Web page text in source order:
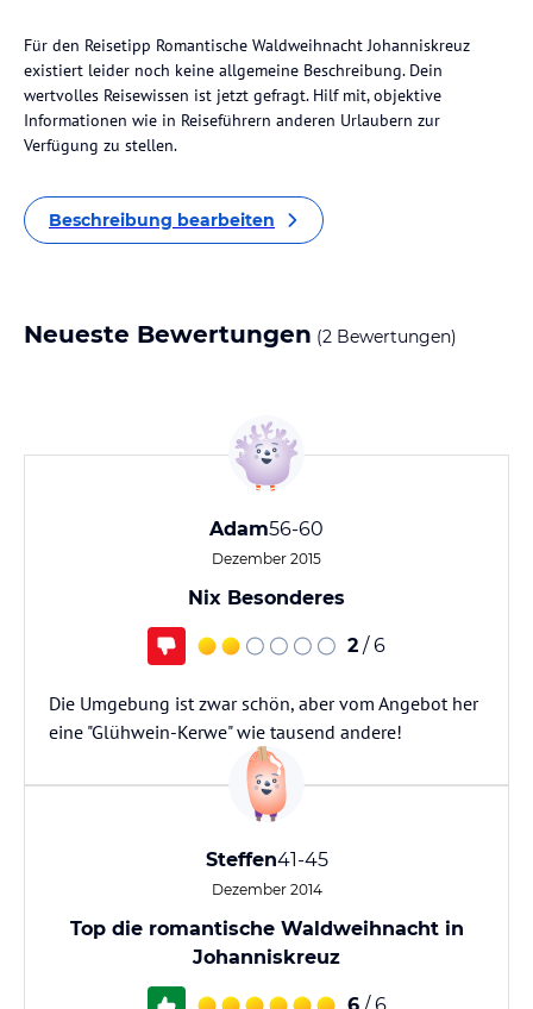
Für den Reisetipp Romantische Waldweihnacht Johanniskreuz
existiert leider noch keine allgemeine Beschreibung. Dein
wertvolles Reisewissen ist jetzt gefragt. Hilf mit, objektive
Informationen wie in Reiseführern anderen Urlaubern zur
Verfügung zu stellen.
Beschreibung bearbeiten
Neueste Bewertungen (2 Bewertungen)
Adam56-60
Dezember 2015
Nix Besonderes
2 / 6
Die Umgebung ist zwar schön, aber vom Angebot her
eine "Glühwein-Kerwe" wie tausend andere!
Steffen41-45
Dezember 2014
Top die romantische Waldweihnacht in
Johanniskreuz